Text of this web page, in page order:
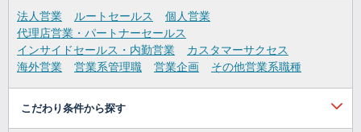
法人営業 ルートセールス
個人営業
代理店営業・パートナーセールス
インサイドセールス・内勤営業
カスタマーサクセス
海外営業
営業系管理職 営業企画 その他営業系職種
こだわり条件から探す